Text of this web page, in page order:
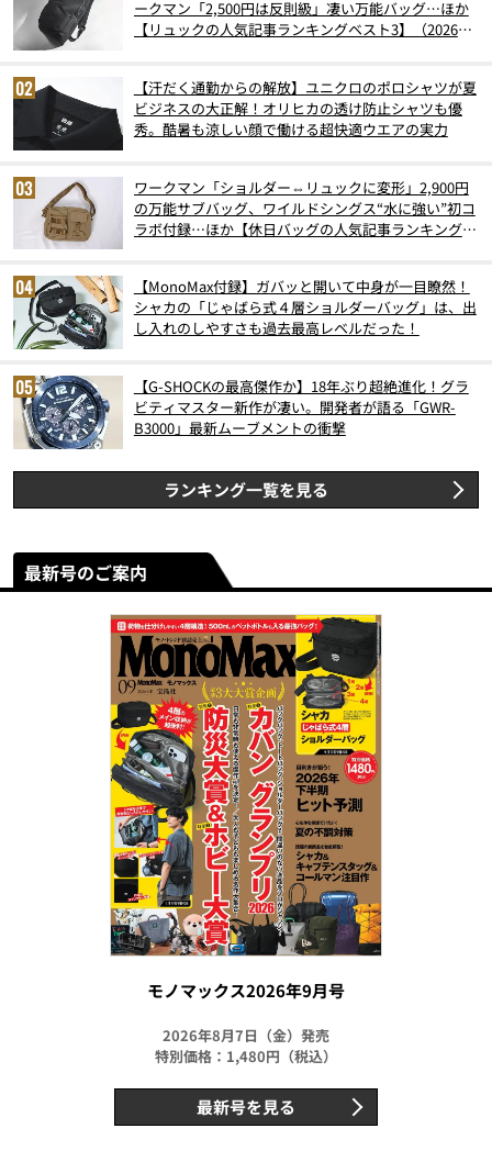
ークマン「2,500円は反則級」凄い万能バッグ…ほか
【リュックの人気記事ランキングベスト3】（2026年
【汗だく通勤からの解放】ユニクロのポロシャツが夏
ビジネスの大正解！オリヒカの透け防止シャツも優
秀。酷暑も涼しい顔で働ける超快適ウエアの実力
ワークマン「ショルダー⇔リュックに変形」2,900円
の万能サブバッグ、ワイルドシングス“水に強い”初コ
ラボ付録…ほか【休日バッグの人気記事ランキングベ
【MonoMax付録】ガバッと開いて中身が一目瞭然！
シャカの「じゃばら式４層ショルダーバッグ」は、出
し入れのしやすさも過去最高レベルだった！
【G-SHOCKの最高傑作か】18年ぶり超絶進化！グラ
ビティマスター新作が凄い。開発者が語る「GWR-
B3000」最新ムーブメントの衝撃
ランキング一覧を見る
最新号のご案内
モノマックス2026年9月号
2026年8月7日（金）発売
特別価格：1,480円（税込）
最新号を見る